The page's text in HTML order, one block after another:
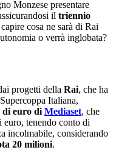
Monzese presentare
il triennio
cosa ne sarà di Rai
o verrà inglobata?
progetti della Rai, che ha
Italiana,
di euro di Mediaset, che
tenendo conto di
incolmabile, considerando
20 milioni.